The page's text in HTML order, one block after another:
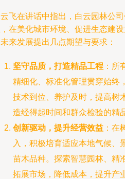
飞在讲话中指出，白云园林公
在美化城市环境、促进生态建
来发展提出几点期望与要求：
坚守品质，打造精品工程 ：所
精细化、标准化管理贯穿始终
技术到位、养护及时，提高树
造经得起时间和群众检验的精
创新驱动，提升经营效益 ：在
入，积极培育适应本地气候、
苗木品种。探索智慧园林、精
拓展市场，降低成本，提升产